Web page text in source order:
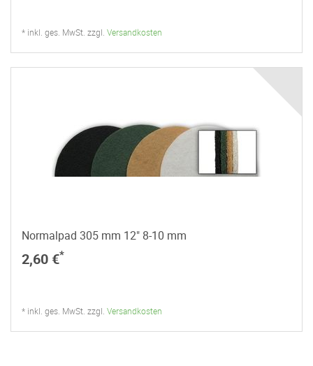
* inkl. ges. MwSt. zzgl. Versandkosten
Normalpad 305 mm 12" 8-10 mm
2,60 €*
* inkl. ges. MwSt. zzgl. Versandkosten